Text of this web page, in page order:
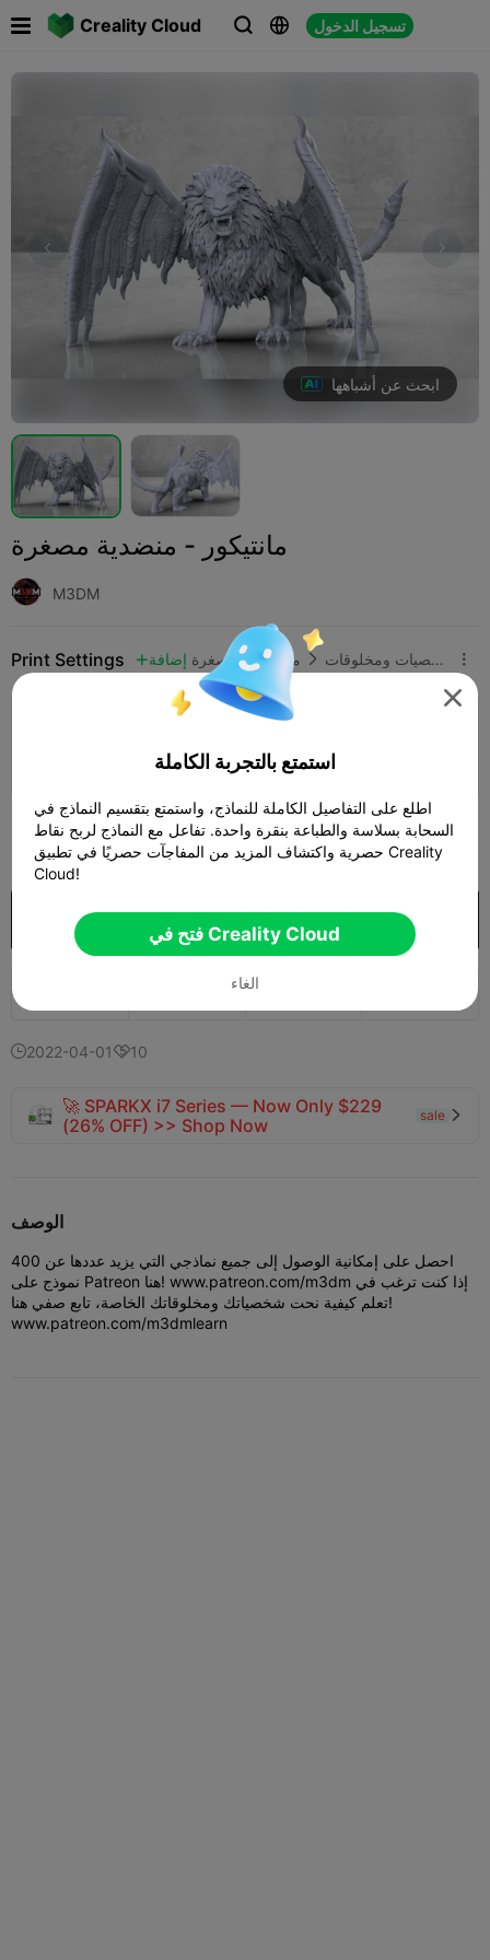
Creality Cloud   تسجيل الدخول
ابحث عن أشباهها
مانتيكور - منضدية مصغرة
M3DM
Print Settings  إضافة مجسمات مصغرة  شخصيات ومخلوقات 
كسب المزيد من النقاط
100
شراء
2022-04-0110
🚀 SPARKX i7 Series — Now Only $229
(26% OFF) >> Shop Now
sale 
الوصف
احصل على إمكانية الوصول إلى جميع نماذجي التي يزيد عددها عن 400
نموذج على Patreon هنا! www.patreon.com/m3dm إذا كنت ترغب في
تعلم كيفية نحت شخصياتك ومخلوقاتك الخاصة، تابع صفي هنا!
www.patreon.com/m3dmlearn

استمتع بالتجربة الكاملة
اطلع على التفاصيل الكاملة للنماذج، واستمتع بتقسيم النماذج في
السحابة بسلاسة والطباعة بنقرة واحدة. تفاعل مع النماذج لربح نقاط
حصرية واكتشاف المزيد من المفاجآت حصريًا في تطبيق Creality
Cloud!
فتح في Creality Cloud
الغاء